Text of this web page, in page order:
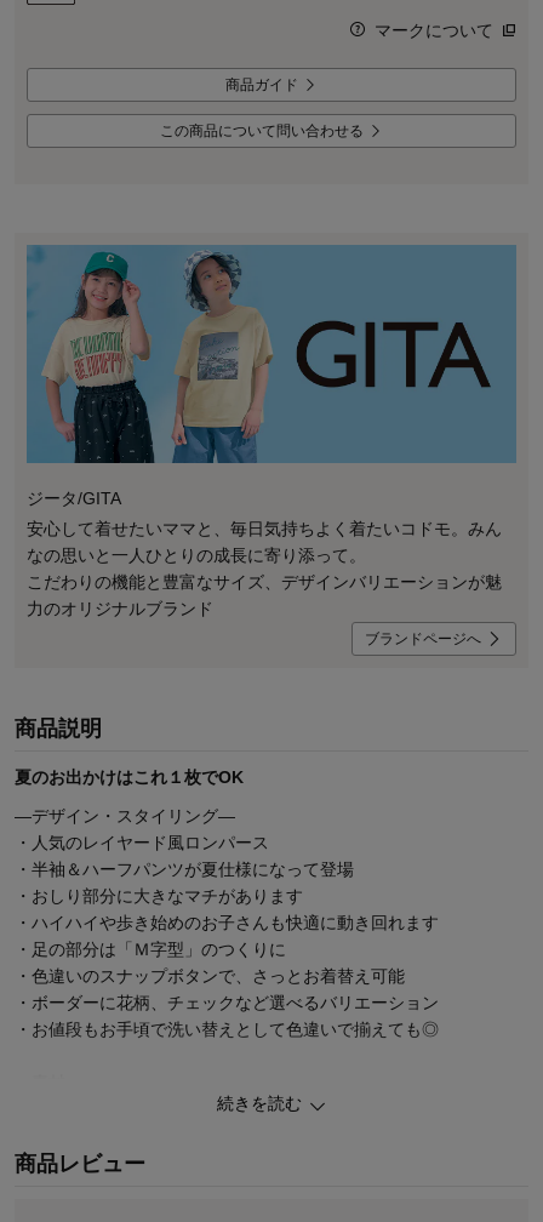
マークについて
商品ガイド
この商品について問い合わせる
ジータ/GITA
安心して着せたいママと、毎日気持ちよく着たいコドモ。みん
なの思いと一人ひとりの成長に寄り添って。
こだわりの機能と豊富なサイズ、デザインバリエーションが魅
力のオリジナルブランド
ブランドページへ
商品説明
夏のお出かけはこれ１枚でOK
―デザイン・スタイリング―
・人気のレイヤード風ロンパース
・半袖＆ハーフパンツが夏仕様になって登場
・おしり部分に大きなマチがあります
・ハイハイや歩き始めのお子さんも快適に動き回れます
・足の部分は「Ｍ字型」のつくりに
・色違いのスナップボタンで、さっとお着替え可能
・ボーダーに花柄、チェックなど選べるバリエーション
・お値段もお手頃で洗い替えとして色違いで揃えても◎
・身頃はストレスのない綿１００％の素材
続きを読む
商品レビュー